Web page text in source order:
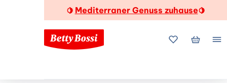
🍋 Mediterraner Genuss zuhause🍋
MeineMein